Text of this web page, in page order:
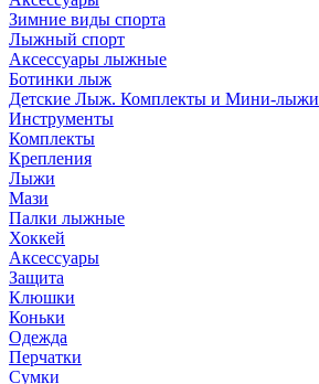
Зимние виды спорта
Лыжный спорт
Аксессуары лыжные
Ботинки лыж
Детские Лыж. Комплекты и Мини-лыжи
Инструменты
Комплекты
Крепления
Лыжи
Мази
Палки лыжные
Хоккей
Аксессуары
Защита
Клюшки
Коньки
Одежда
Перчатки
Сумки